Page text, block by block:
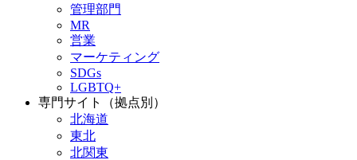
管理部門
MR
営業
マーケティング
SDGs
LGBTQ+
専門サイト（拠点別）
北海道
東北
北関東